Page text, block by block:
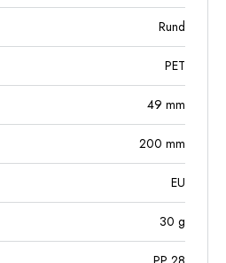
Rund
PET
49 mm
200 mm
EU
30 g